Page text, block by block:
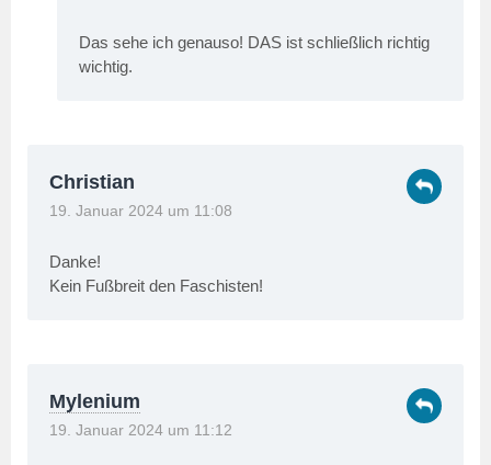
Das sehe ich genauso! DAS ist schließlich richtig
wichtig.
Christian
19. Januar 2024 um 11:08
Danke!
Kein Fußbreit den Faschisten!
Mylenium
19. Januar 2024 um 11:12